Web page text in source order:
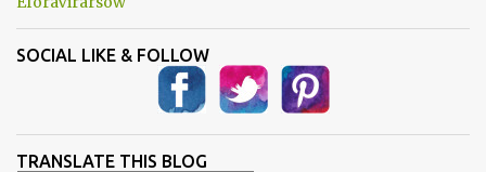
SOCIAL LIKE & FOLLOW
TRANSLATE THIS BLOG